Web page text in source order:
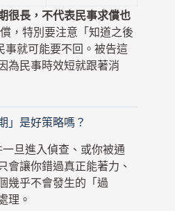
很長，不代表民事求償也
，特別要注意「知道之後
事就可能要不回。被告這
為民事時效短就跟著消
」是好策略嗎？
旦進入偵查、或你被通
讓你錯過真正能著力、
幾乎不會發生的「過
理。